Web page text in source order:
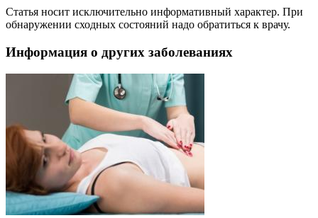
Статья носит исключительно информативный характер. При
обнаружении сходных состояний надо обратиться к врачу.
Информация о других заболеваниях